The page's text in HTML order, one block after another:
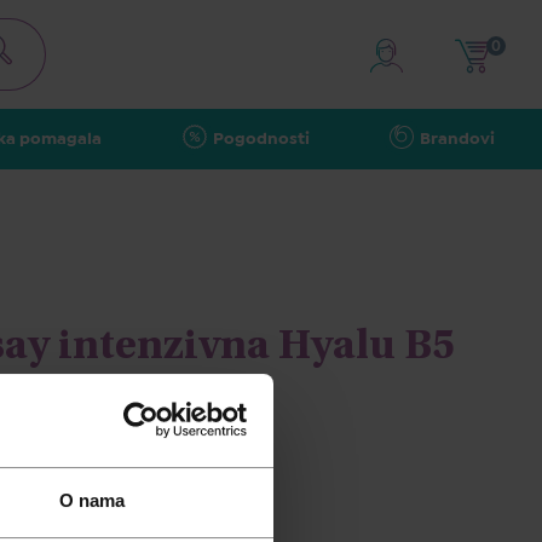
O nama
pomagala Pogodnosti Brandovi
0
intenzivna Hyalu B5